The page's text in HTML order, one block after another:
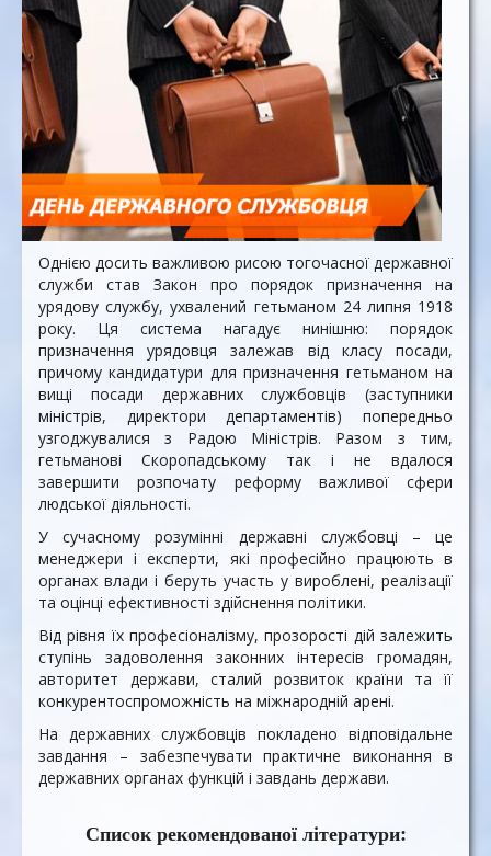
Однією досить важливою рисою тогочасної державної
служби став Закон про порядок призначення на
урядову службу, ухвалений гетьманом 24 липня 1918
року. Ця система нагадує нинішню: порядок
призначення урядовця залежав від класу посади,
причому кандидатури для призначення гетьманом на
вищі посади державних службовців (заступники
міністрів, директори департаментів) попередньо
узгоджувалися з Радою Міністрів. Разом з тим,
гетьманові Скоропадському так і не вдалося
завершити розпочату реформу важливої сфери
людської діяльності.
У сучасному розумінні державні службовці – це
менеджери і експерти, які професійно працюють в
органах влади і беруть участь у вироблені, реалізації
та оцінці ефективності здійснення політики.
Від рівня їх професіоналізму, прозорості дій залежить
ступінь задоволення законних інтересів громадян,
авторитет держави, сталий розвиток країни та її
конкурентоспроможність на міжнародній арені.
На державних службовців покладено відповідальне
завдання – забезпечувати практичне виконання в
державних органах функцій і завдань держави.
Список рекомендованої літератури: